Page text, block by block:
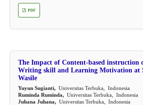
PDF
The Impact of Content-based instruction
Writing skill and Learning Motivation at
Wasile
Yuyun Sugianti,Universitas Terbuka, Indonesia
Ruminda Ruminda,Universitas Terbuka, Indonesia
Juhana Juhana,Universitas Terbuka, Indonesia